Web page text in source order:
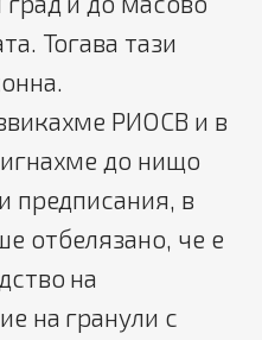
Тогава тази
РИОСВ и в
до нищо
предписания, в
отбелязано, че е
на
на гранули с